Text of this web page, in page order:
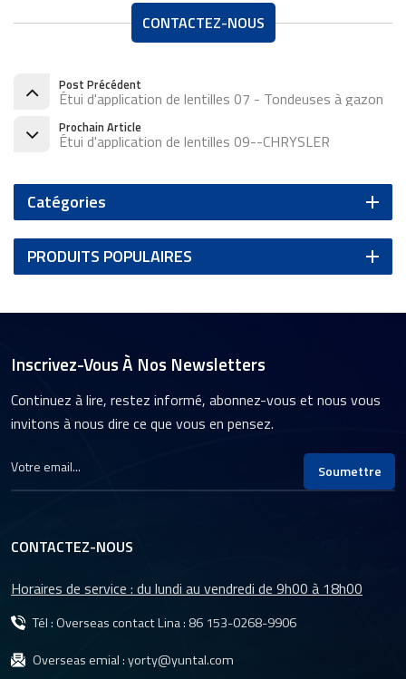
CONTACTEZ-NOUS
Post Précédent
Étui d'application de lentilles 07 - Tondeuses à gazon
Prochain Article
Étui d'application de lentilles 09--CHRYSLER
Catégories
PRODUITS POPULAIRES
Inscrivez-Vous À Nos Newsletters
Continuez à lire, restez informé, abonnez-vous et nous vous
invitons à nous dire ce que vous en pensez.
Soumettre
CONTACTEZ-NOUS
Horaires de service : du lundi au vendredi de 9h00 à 18h00
Tél : Overseas contact Lina : 86 153-0268-9906
Overseas emial :yorty@yuntal.com